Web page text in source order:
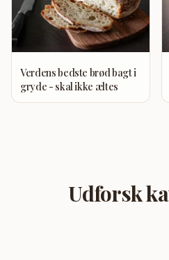
Verdens bedste brød bagt i
gryde - skal ikke æltes
Udforsk